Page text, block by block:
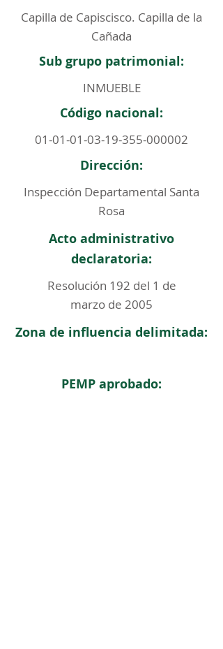
Capilla de Capiscisco. Capilla de la
Cañada
Sub grupo patrimonial:
INMUEBLE
Código nacional:
01-01-01-03-19-355-000002
Dirección:
Inspección Departamental Santa
Rosa
Acto administrativo
declaratoria:
Resolución 192 del 1 de
marzo de 2005
Zona de influencia delimitada:
PEMP aprobado: